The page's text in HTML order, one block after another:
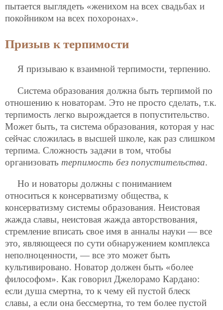
пытается выглядеть «женихом на всех свадьбах и
покойником на всех похоронах».
Призыв к терпимости
Я призываю к взаимной терпимости, терпению.
Система образования должна быть терпимой по
отношению к новаторам. Это не просто сделать, т.к.
терпимость легко вырождается в попустительство.
Может быть, та система образования, которая у нас
сейчас сложилась в высшей школе, как раз слишком
терпима. Сложность задачи в том, чтобы
организовать терпимость без попустительства.
Но и новаторы должны с пониманием
относиться к консерватизму общества, к
консерватизму системы образования. Неистовая
жажда славы, неистовая жажда авторствования,
стремление вписать свое имя в анналы науки — все
это, являющееся по сути обнаружением комплекса
неполноценности, — все это может быть
культивировано. Новатор должен быть «более
философом». Как говорил Джелорамо Кардано:
если душа смертна, то к чему ей пустой блеск
славы, а если она бессмертна, то тем более пустой